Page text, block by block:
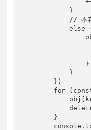
            }
// 不
else
                }
            }
        })
for
        }